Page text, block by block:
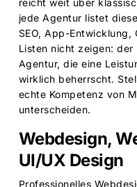
reicht weit über
jede Agentur listet
SEO, App-Entwicklung,
Listen nicht zeigen:
Agentur, die eine
wirklich beherrscht.
echte Kompetenz von
unterscheiden.
Webdesign,
UI/UX Design
Professionelles